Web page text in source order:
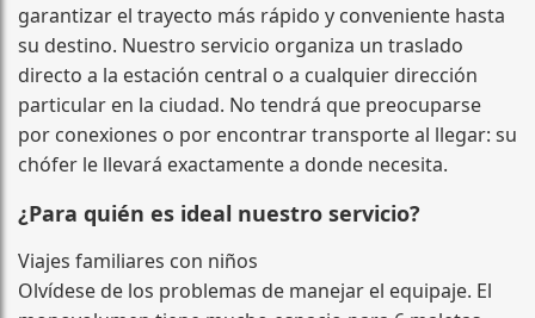
garantizar el trayecto más rápido y conveniente hasta
su destino. Nuestro servicio organiza un traslado
directo a la estación central o a cualquier dirección
particular en la ciudad. No tendrá que preocuparse
por conexiones o por encontrar transporte al llegar: su
chófer le llevará exactamente a donde necesita.
¿Para quién es ideal nuestro servicio?
Viajes familiares con niños
Olvídese de los problemas de manejar el equipaje. El